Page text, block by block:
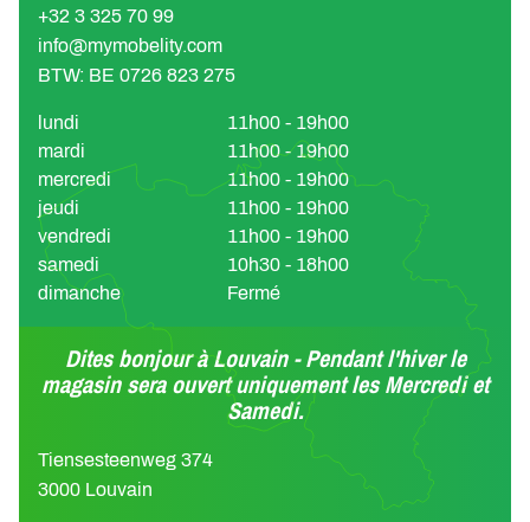
+32 3 325 70 99
info@mymobelity.com
BTW: BE 0726 823 275
lundi
11h00 - 19h00
mardi
11h00 - 19h00
mercredi
11h00 - 19h00
jeudi
11h00 - 19h00
vendredi
11h00 - 19h00
samedi
10h30 - 18h00
dimanche
Fermé
Dites bonjour à Louvain - Pendant l'hiver le
magasin sera ouvert uniquement les Mercredi et
Samedi.
Tiensesteenweg 374
3000 Louvain